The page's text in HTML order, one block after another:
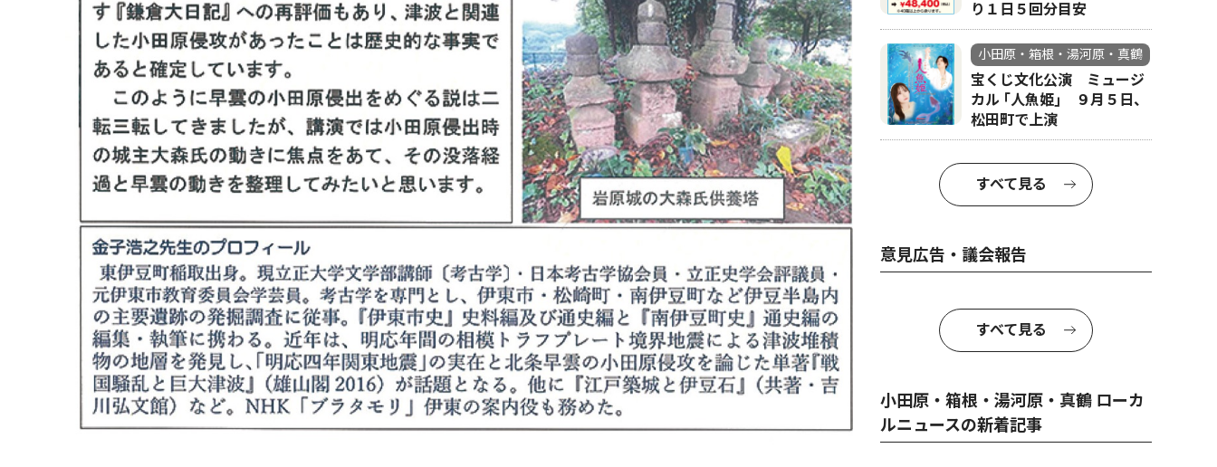
り１日５回分目安
小田原・箱根・湯河原・真鶴
宝くじ文化公演 ミュージ
カル ｢人魚姫｣ ９月５日、
松田町で上演
すべて見る
意見広告・議会報告
すべて見る
小田原・箱根・湯河原・真鶴 ローカ
ルニュースの新着記事